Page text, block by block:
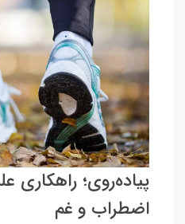
پیاده‌روی؛ راهکاری
اضطراب و غم